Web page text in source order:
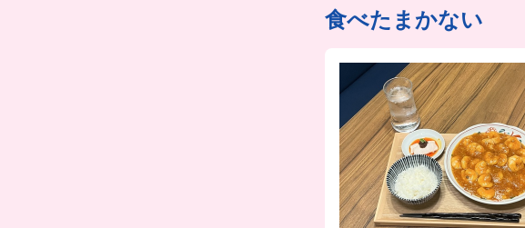
食べたまかない